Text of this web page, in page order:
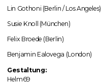
Lin Gothoni (Berlin / Los Angeles)
Susie Knoll (München)
Felix Broede (Berlin)
Benjamin Ealovega (London)
Gestaltung:
Helm69